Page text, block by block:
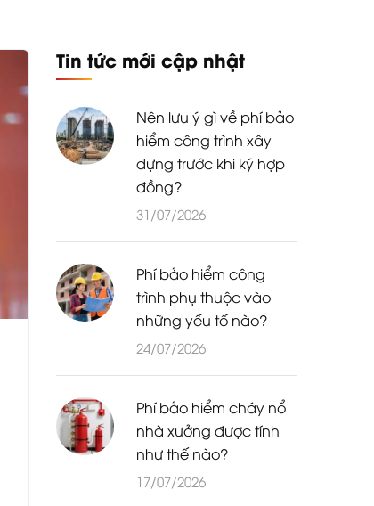
Tin tức mới cập nhật
Nên lưu ý gì về phí bảo
hiểm công trình xây
dựng trước khi ký hợp
đồng?
31/07/2026
Phí bảo hiểm công
trình phụ thuộc vào
những yếu tố nào?
24/07/2026
Phí bảo hiểm cháy nổ
nhà xưởng được tính
như thế nào?
17/07/2026